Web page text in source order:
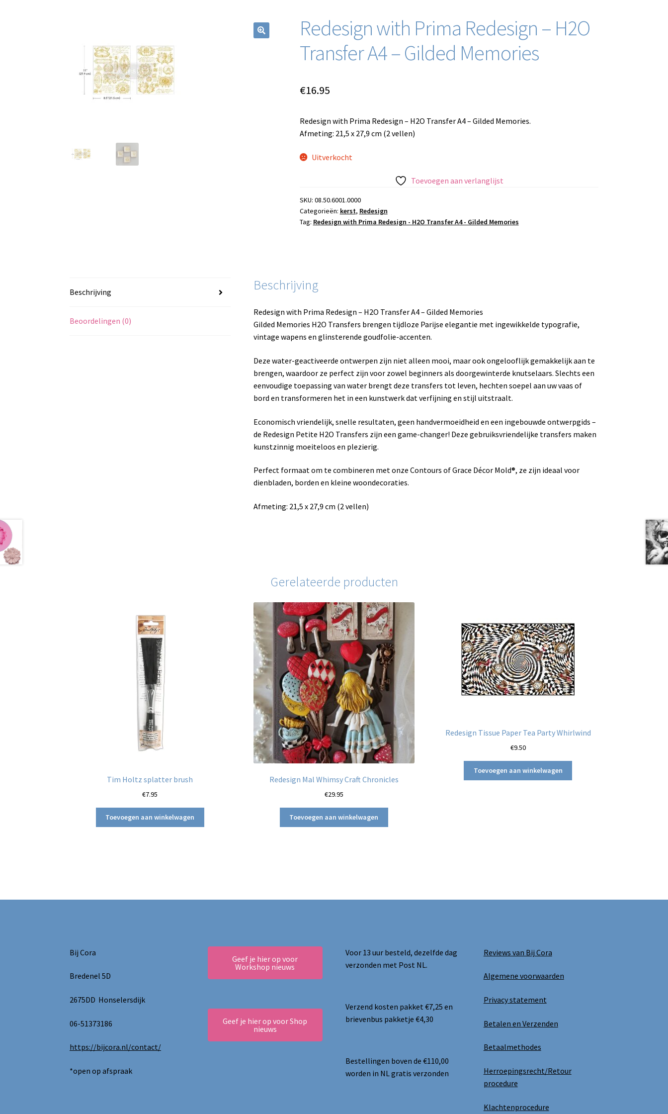
Redesign with Prima Redesign – H2O
Transfer A4 – Gilded Memories
€16.95
Redesign with Prima Redesign – H2O Transfer A4 – Gilded Memories.
Afmeting: 21,5 x 27,9 cm (2 vellen)
Uitverkocht
Toevoegen aan verlanglijst
SKU: 08.50.6001.0000
Categorieën: kerst, Redesign
Tag: Redesign with Prima Redesign - H2O Transfer A4 - Gilded Memories
Beschrijving
Beoordelingen (0)
Beschrijving
Redesign with Prima Redesign – H2O Transfer A4 – Gilded Memories
Gilded Memories H2O Transfers brengen tijdloze Parijse elegantie met ingewikkelde typografie,
vintage wapens en glinsterende goudfolie-accenten.
Deze water-geactiveerde ontwerpen zijn niet alleen mooi, maar ook ongelooflijk gemakkelijk aan te
brengen, waardoor ze perfect zijn voor zowel beginners als doorgewinterde knutselaars. Slechts een
eenvoudige toepassing van water brengt deze transfers tot leven, hechten soepel aan uw vaas of
bord en transformeren het in een kunstwerk dat verfijning en stijl uitstraalt.
Economisch vriendelijk, snelle resultaten, geen handvermoeidheid en een ingebouwde ontwerpgids –
de Redesign Petite H2O Transfers zijn een game-changer! Deze gebruiksvriendelijke transfers maken
kunstzinnig moeiteloos en plezierig.
Perfect formaat om te combineren met onze Contours of Grace Décor Mold®, ze zijn ideaal voor
dienbladen, borden en kleine woondecoraties.
Afmeting: 21,5 x 27,9 cm (2 vellen)
Gerelateerde producten
Tim Holtz splatter brush
€7.95
Toevoegen aan winkelwagen
Redesign Mal Whimsy Craft Chronicles
€29.95
Toevoegen aan winkelwagen
Redesign Tissue Paper Tea Party Whirlwind
€9.50
Toevoegen aan winkelwagen
Bij Cora
Bredenel 5D
2675DD Honselersdijk
06-51373186
https://bijcora.nl/contact/
*open op afspraak
Geef je hier op voor
Workshop nieuws
Geef je hier op voor Shop
nieuws
Voor 13 uur besteld, dezelfde dag
verzonden met Post NL.
Verzend kosten pakket €7,25 en
brievenbus pakketje €4,30
Bestellingen boven de €110,00
worden in NL gratis verzonden
Reviews van Bij Cora
Algemene voorwaarden
Privacy statement
Betalen en Verzenden
Betaalmethodes
Herroepingsrecht/Retour
procedure
Klachtenprocedure